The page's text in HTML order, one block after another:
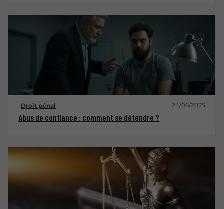
Droit pénal 24/06/2025
Abus de confiance : comment se défendre ?